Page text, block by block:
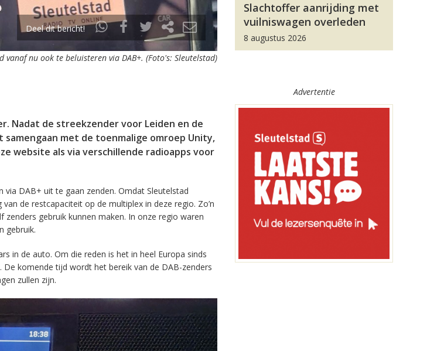
Deel dit bericht!
vanaf nu ook te beluisteren via DAB+. (Foto's: Sleutelstad)
Nadat de streekzender voor Leiden en de
met de toenmalige omroep Unity,
website als via verschillende radioapps voor
DAB+ uit te gaan zenden. Omdat Sleutelstad
de restcapaciteit op de multiplex in deze regio. Zo’n
gebruik kunnen maken. In onze regio waren
gebruik.
in de auto. Om die reden is het in heel Europa sinds
komende tijd wordt het bereik van de DAB-zenders
zullen zijn.
Slachtoffer aanrijding met
vuilniswagen overleden
8 augustus 2026
Advertentie